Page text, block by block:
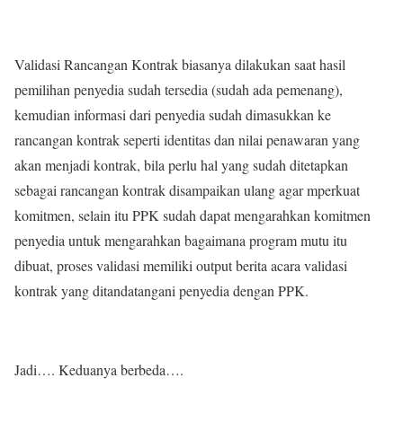
Validasi Rancangan Kontrak biasanya dilakukan saat hasil
pemilihan penyedia sudah tersedia (sudah ada pemenang),
kemudian informasi dari penyedia sudah dimasukkan ke
rancangan kontrak seperti identitas dan nilai penawaran yang
akan menjadi kontrak, bila perlu hal yang sudah ditetapkan
sebagai rancangan kontrak disampaikan ulang agar mperkuat
komitmen, selain itu PPK sudah dapat mengarahkan komitmen
penyedia untuk mengarahkan bagaimana program mutu itu
dibuat, proses validasi memiliki output berita acara validasi
kontrak yang ditandatangani penyedia dengan PPK.
Jadi…. Keduanya berbeda….